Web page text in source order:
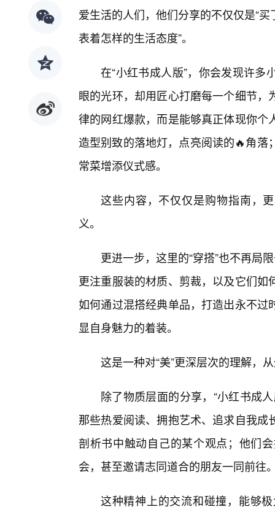
爱生活的人们，他们分享的不仅仅是“买
表着怎样的生活态度”。
在“小红书成人版”，你会发现许
眼的光环，却用匠心打磨每一个细节
律的网红爆款，而是能够真正体现你
造型别致的落地灯，点亮阅读的🔥角
常菜增添仪式感。
这些内容，不仅仅是购物指南，
义。
更进一步，这里的“穿搭”也不再局
更注重服装的材质、剪裁，以及它们
如何通过混搭经典单品，打造出永不
显自身魅力的着装。
这是一种对“美”更深层次的理解，
除了物质层面的分享，“小红书成
那些热爱阅读、拥抱艺术、追求自我
剖析书中触动自己的某个观点；他们
会，甚至邀请志同道合的朋友一同前往
这种精神上的交流和碰撞，能够